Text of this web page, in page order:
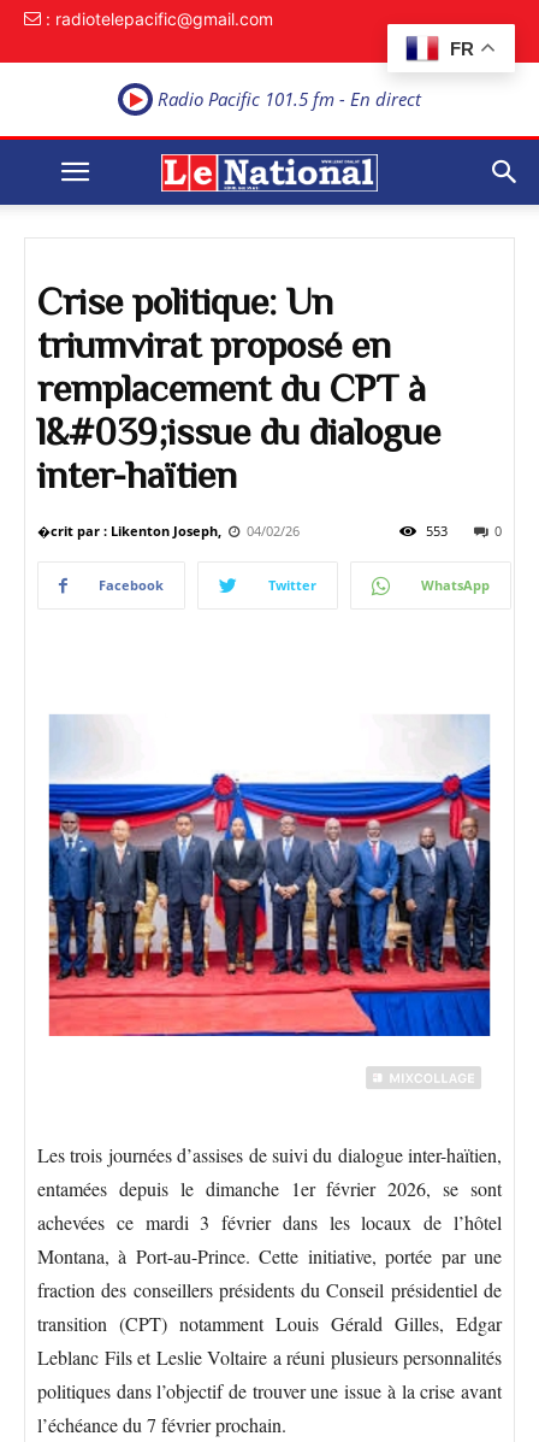
FR
: radiotelepacific@gmail.com
Radio Pacific 101.5 fm - En direct
Crise politique: Un
triumvirat proposé en
remplacement du CPT à
l&#039;issue du dialogue
inter-haïtien
�crit par : Likenton Joseph, 04/02/26 0
553
Facebook Twitter WhatsApp
Les trois journées d’assises de suivi du dialogue inter-haïtien,
entamées depuis le dimanche 1er février 2026, se sont
achevées ce mardi 3 février dans les locaux de l’hôtel
Montana, à Port-au-Prince. Cette initiative, portée par une
fraction des conseillers présidents du Conseil présidentiel de
transition (CPT) notamment Louis Gérald Gilles, Edgar
Leblanc Fils et Leslie Voltaire a réuni plusieurs personnalités
politiques dans l’objectif de trouver une issue à la crise avant
l’échéance du 7 février prochain.